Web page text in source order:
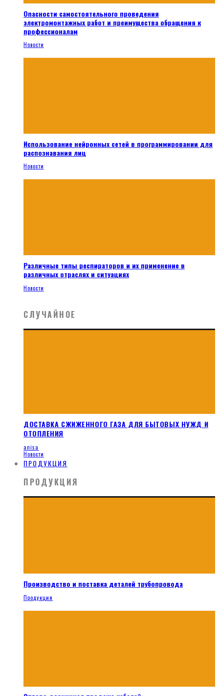
Опасности самостоятельного проведения
электромонтажных работ и преимущества обращения к
профессионалам
Новости
Использование нейронных сетей в программировании для
распознавания лиц
Новости
Различные типы респираторов и их применение в
различных отраслях и ситуациях
Новости
СЛУЧАЙНОЕ
ДОСТАВКА СЖИЖЕННОГО ГАЗА ДЛЯ БЫТОВЫХ НУЖД И
ОТОПЛЕНИЯ
anisa
Новости
ПРОДУКЦИЯ
ПРОДУКЦИЯ
Производство и поставка деталей трубопровода
Продукция